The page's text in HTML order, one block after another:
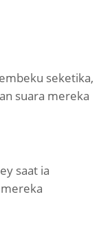
seketika,
suara mereka
saat ia